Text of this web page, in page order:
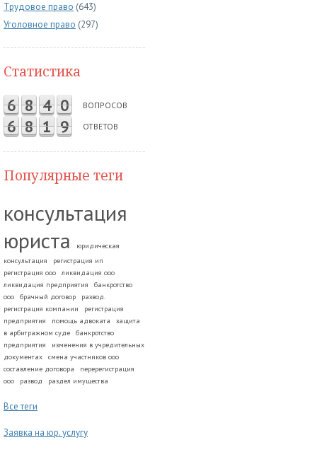
Трудовое право (643)
Уголовное право (297)
Статистика
6 8 4 0 ВОПРОСОВ
6 8 1 9 ОТВЕТОВ
Популярные теги
консультация
юриста
юридическая
консультация
регистрация ип
регистрация ооо
ликвидация ооо
ликвидация предприятия
банкротство
ооо
брачный договор
развод.
регистрация компании
регистрация
предприятия
помощь адвоката
защита
в арбитражном суде
банкротство
предприятия
изменения в учредительных
документах
смена участников ооо
составление договора
перерегистрация
ооо
развод раздел имущества
Все теги
Заявка на юр. услугу